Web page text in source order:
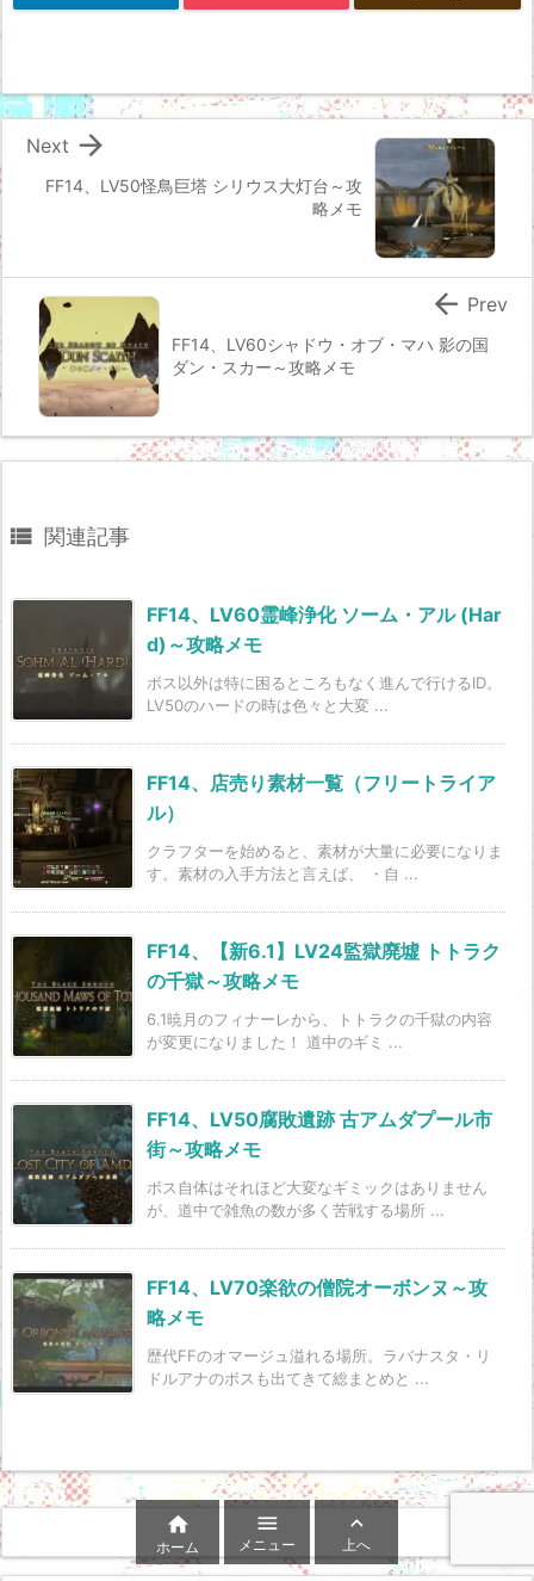
FF14、LV50怪鳥巨塔 シリウス大灯台～攻
略メモ

Next
FF14、LV60シャドウ・オブ・マハ 影の国
ダン・スカー～攻略メモ
 Prev
 関連記事
FF14、LV60霊峰浄化 ソーム・アル (Har
d)～攻略メモ
ボス以外は特に困るところもなく進んで行けるID。
LV50のハードの時は色々と大変 ...
FF14、店売り素材一覧（フリートライア
ル）
クラフターを始めると、素材が大量に必要になりま
す。素材の入手方法と言えば、 ・自 ...
FF14、【新6.1】LV24監獄廃墟 トトラク
の千獄～攻略メモ
6.1暁月のフィナーレから、トトラクの千獄の内容
が変更になりました！ 道中のギミ ...
FF14、LV50腐敗遺跡 古アムダプール市
街～攻略メモ
ボス自体はそれほど大変なギミックはありません
が、道中で雑魚の数が多く苦戦する場所 ...
FF14、LV70楽欲の僧院オーボンヌ～攻
略メモ
歴代FFのオマージュ溢れる場所。ラバナスタ・リ
ドルアナのボスも出てきて総まとめと ...

ホーム

メニュー

上へ